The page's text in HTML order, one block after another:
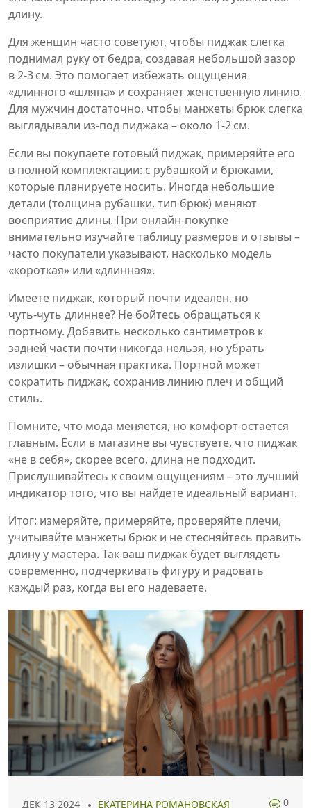
длину.
Для женщин часто советуют, чтобы пиджак слегка
поднимал руку от бедра, создавая небольшой зазор
в 2‑3 см. Это помогает избежать ощущения
«длинного «шляпа» и сохраняет женственную линию.
Для мужчин достаточно, чтобы манжеты брюк слегка
выглядывали из-под пиджака – около 1‑2 см.
Если вы покупаете готовый пиджак, примеряйте его
в полной комплектации: с рубашкой и брюками,
которые планируете носить. Иногда небольшие
детали (толщина рубашки, тип брюк) меняют
восприятие длины. При онлайн‑покупке
внимательно изучайте таблицу размеров и отзывы –
часто покупатели указывают, насколько модель
«короткая» или «длинная».
Имеете пиджак, который почти идеален, но
чуть‑чуть длиннее? Не бойтесь обращаться к
портному. Добавить несколько сантиметров к
задней части почти никогда нельзя, но убрать
излишки – обычная практика. Портной может
сократить пиджак, сохранив линию плеч и общий
стиль.
Помните, что мода меняется, но комфорт остается
главным. Если в магазине вы чувствуете, что пиджак
«не в себя», скорее всего, длина не подходит.
Прислушивайтесь к своим ощущениям – это лучший
индикатор того, что вы найдете идеальный вариант.
Итог: измеряйте, примеряйте, проверяйте плечи,
учитывайте манжеты брюк и не стесняйтесь править
длину у мастера. Так ваш пиджак будет выглядеть
современно, подчеркивать фигуру и радовать
каждый раз, когда вы его надеваете.
ДЕК 13 2024 ЕКАТЕРИНА РОМАНОВСКАЯ 0